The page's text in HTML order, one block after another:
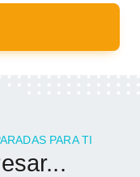
PARA TI